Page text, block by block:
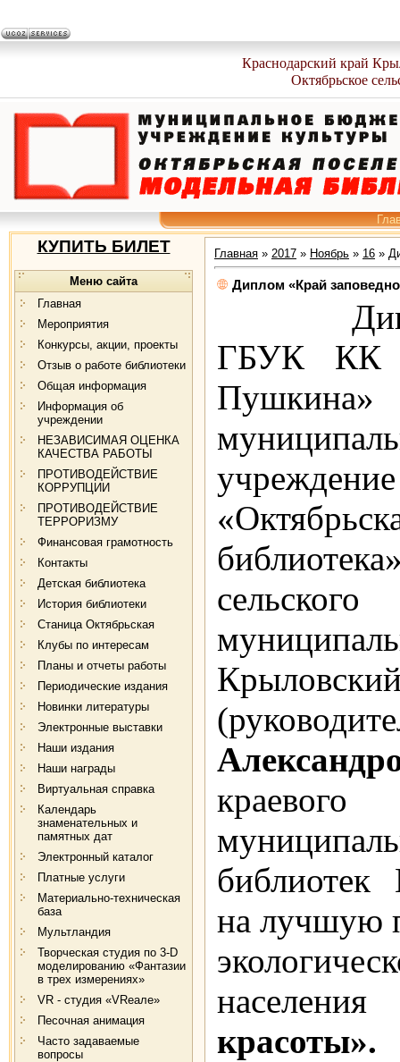
Краснодарский край
Октябрьское
КУПИТЬ БИЛЕТ
Меню сайта
Главная
Мероприятия
Конкурсы, акции, проекты
Отзыв о работе библиотеки
Общая информация
Информация об
учреждении
НЕЗАВИСИМАЯ ОЦЕНКА
КАЧЕСТВА РАБОТЫ
ПРОТИВОДЕЙСТВИЕ
КОРРУПЦИИ
ПРОТИВОДЕЙСТВИЕ
ТЕРРОРИЗМУ
Финансовая грамотность
Контакты
Детская библиотека
История библиотеки
Станица Октябрьская
Клубы по интересам
Планы и отчеты работы
Периодические издания
Новинки литературы
Электронные выставки
Наши издания
Наши награды
Виртуальная справка
Календарь
знаменательных и
памятных дат
Электронный каталог
Платные услуги
Материально-техническая
база
Мультландия
Творческая студия по 3-D
моделированию «Фантазии
в трех измерениях»
VR - студия «VRеале»
Песочная анимация
Часто задаваемые
вопросы
Главная » 2017 » Ноябрь » 16 »
Диплом «Край
ГБУК КК
библиотек
на лучшую
красоты».